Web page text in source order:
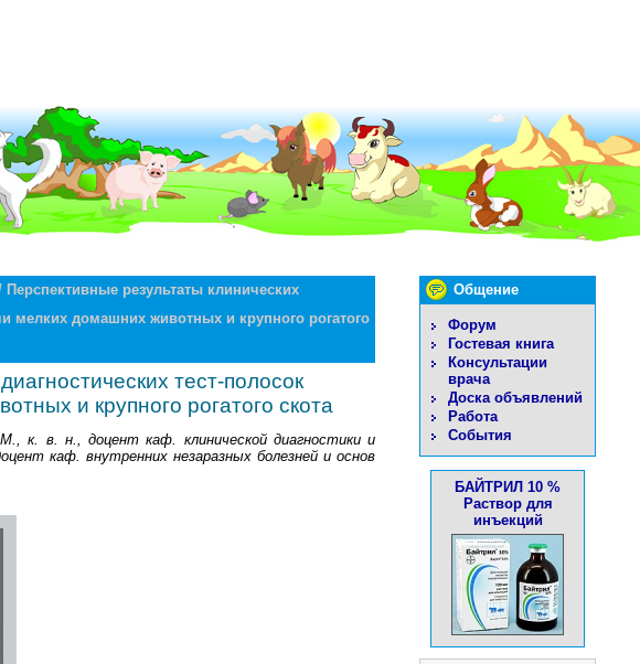
Общение
Форум
Гостевая книга
Консультации
врача
Доска объявлений
Работа
События
БАЙТРИЛ 10 %
Раствор для
инъекций
результаты клинических
мелких домашних животных и крупного рогатого
тест-полосок
и крупного рогатого скота
в. н., доцент каф. клинической диагностики и
каф. внутренних незаразных болезней и основ